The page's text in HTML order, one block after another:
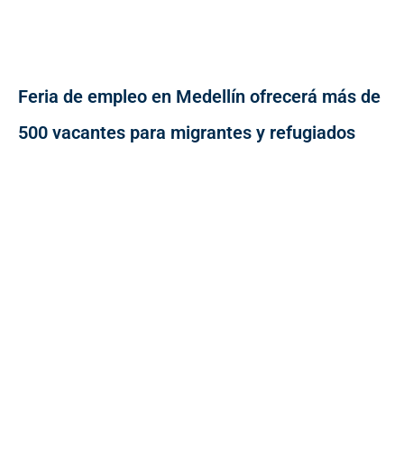
Feria de empleo en Medellín ofrecerá más de
500 vacantes para migrantes y refugiados